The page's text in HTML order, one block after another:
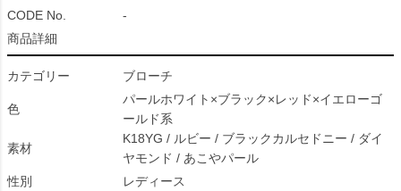
CODE No.
-
商品詳細
カテゴリー ブローチ
色
パールホワイト×ブラック×レッド×イエローゴ
ールド系
素材
K18YG / ルビー / ブラックカルセドニー / ダイ
ヤモンド / あこやパール
性別
レディース